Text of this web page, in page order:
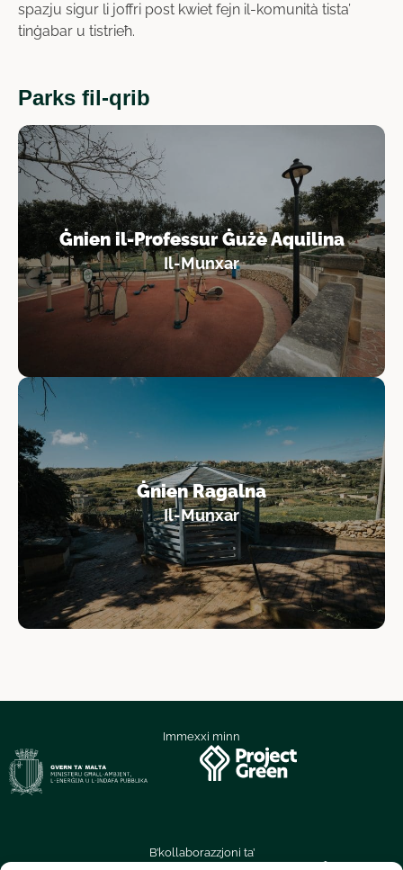
spazju sigur li joffri post kwiet fejn il-komunità tista’
tinġabar u tistrieħ.
Parks fil-qrib
Ġnien il-Professur Ġużè Aquilina
Il-Munxar
Ġnien Ragalna
Il-Munxar
Immexxi minn
B’kollaborazzjoni ta’